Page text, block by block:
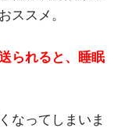
ススメ。
られると、睡眠
なってしまいま